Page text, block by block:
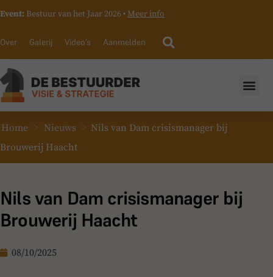
Event: Bestuur van het Jaar 2026 • Meer info
Over Galerij Video’s Aanmelden
Home > Nieuws > Nils van Dam crisismanager bij
Brouwerij Haacht
Nils van Dam crisismanager bij
Brouwerij Haacht
08/10/2025